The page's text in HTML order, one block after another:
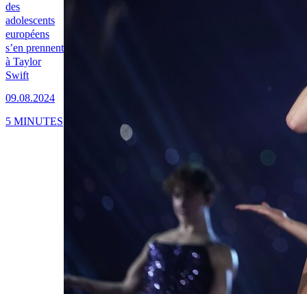
des
adolescents
européens
s’en prennent
à Taylor
Swift
09.08.2024
5 MINUTES